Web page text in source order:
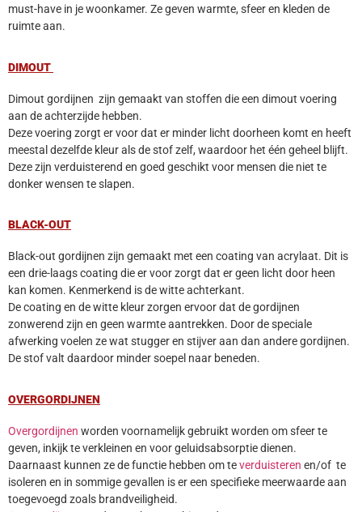
must-have in je woonkamer. Ze geven warmte, sfeer en kleden de
ruimte aan.
DIMOUT
Dimout gordijnen zijn gemaakt van stoffen die een dimout voering
aan de achterzijde hebben.
Deze voering zorgt er voor dat er minder licht doorheen komt en heeft
meestal dezelfde kleur als de stof zelf, waardoor het één geheel blijft.
Deze zijn verduisterend en goed geschikt voor mensen die niet te
donker wensen te slapen.
BLACK-OUT
Black-out gordijnen zijn gemaakt met een coating van acrylaat. Dit is
een drie-laags coating die er voor zorgt dat er geen licht door heen
kan komen. Kenmerkend is de witte achterkant.
De coating en de witte kleur zorgen ervoor dat de gordijnen
zonwerend zijn en geen warmte aantrekken. Door de speciale
afwerking voelen ze wat stugger en stijver aan dan andere gordijnen.
De stof valt daardoor minder soepel naar beneden.
OVERGORDIJNEN
Overgordijnen worden voornamelijk gebruikt worden om sfeer te
geven, inkijk te verkleinen en voor geluidsabsorptie dienen.
Daarnaast kunnen ze de functie hebben om teverduisteren en/of te
isoleren en in sommige gevallen is er een specifieke meerwaarde aan
toegevoegd zoals brandveiligheid.